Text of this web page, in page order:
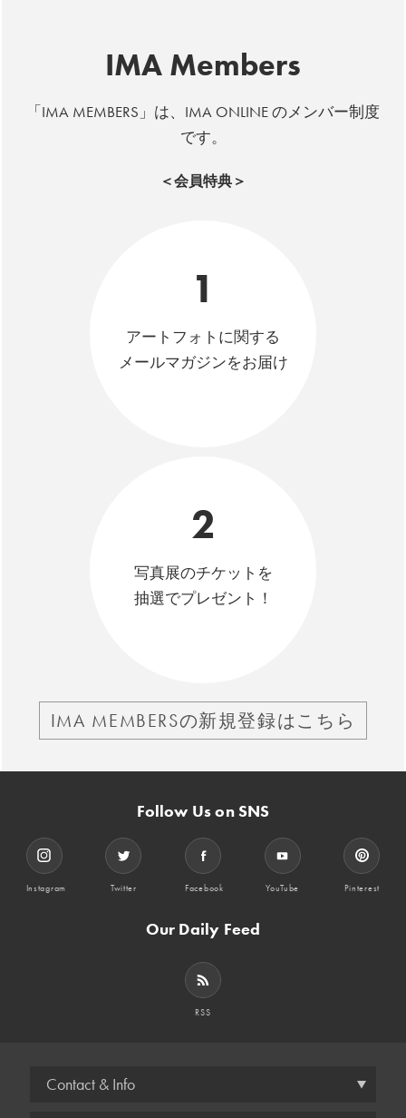
IMA Members
「IMA MEMBERS」は、IMA ONLINE のメンバー制度
です。
＜会員特典＞
1
アートフォトに関する
メールマガジンをお届け
2
写真展のチケットを
抽選でプレゼント！
IMA MEMBERSの新規登録はこちら
Follow Us on SNS
Instagram Twitter Facebook YouTube Pinterest
Our Daily Feed
RSS
Contact & Info